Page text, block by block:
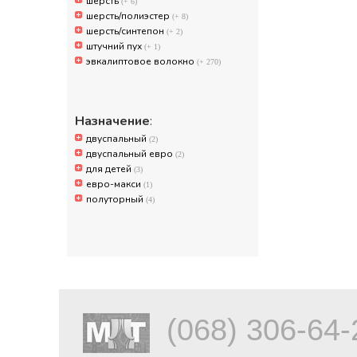
шерсть/полиэстер (+ 8)
шерсть/синтепон (+ 2)
штучний пух (+ 1)
эвкалиптовое волокно (+ 270)
Назначение:
двуспальный (2)
двуспальный евро (2)
для детей (3)
евро-макси (1)
полуторный (4)
(068) 306-64-